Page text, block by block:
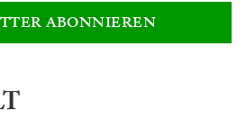
ABONNIEREN